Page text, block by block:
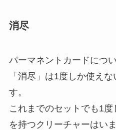
消尽
パーマネントカードにつ
「消尽」は1度しか使え
す。
これまでのセットでも1
を持つクリーチャーはい